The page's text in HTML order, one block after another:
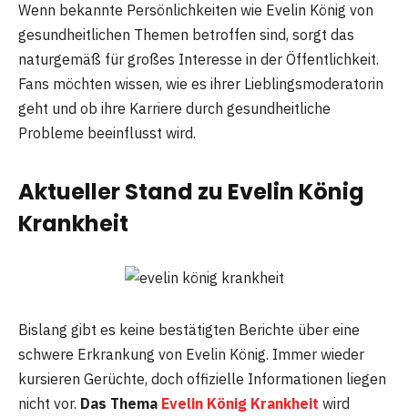
Wenn bekannte Persönlichkeiten wie Evelin König von
gesundheitlichen Themen betroffen sind, sorgt das
naturgemäß für großes Interesse in der Öffentlichkeit.
Fans möchten wissen, wie es ihrer Lieblingsmoderatorin
geht und ob ihre Karriere durch gesundheitliche
Probleme beeinflusst wird.
Aktueller Stand zu Evelin König
Krankheit
Bislang gibt es keine bestätigten Berichte über eine
schwere Erkrankung von Evelin König. Immer wieder
kursieren Gerüchte, doch offizielle Informationen liegen
nicht vor. Das Thema Evelin König Krankheit wird